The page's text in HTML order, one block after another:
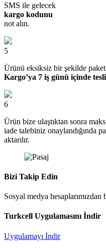
SMS ile gelecek
kargo kodunu
not alın.
5
Ürünü eksiksiz bir şekilde
Kargo’ya 7 iş günü içinde
6
Ürün bize ulaştıktan sonra
iade talebiniz onaylandığında
aktarılır.
Bizi Takip Edin
Sosyal medya hesaplarımızdan
Turkcell Uygulamasını İndir
Uygulamayı İndir